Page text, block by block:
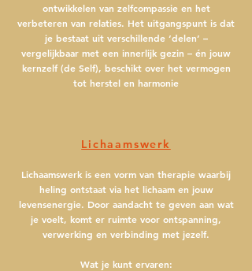
ontwikkelen van zelfcompassie en het
verbeteren van relaties. Het uitgangspunt is dat
je bestaat uit verschillende ‘delen’ –
vergelijkbaar met een innerlijk gezin – én jouw
kernzelf (de Self), beschikt over het vermogen
tot herstel en harmonie
Lichaamswerk
Lichaamswerk is een vorm van therapie waarbij
heling ontstaat via het lichaam en jouw
levensenergie. Door aandacht te geven aan wat
je voelt, komt er ruimte voor ontspanning,
verwerking en verbinding met jezelf.
Wat je kunt ervaren: